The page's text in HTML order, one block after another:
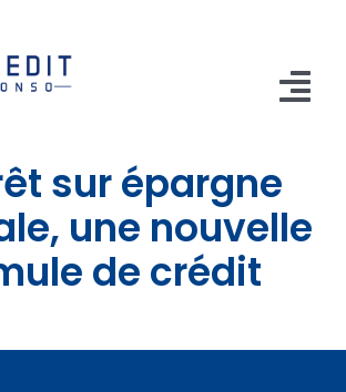
CONSO
TRAVAUX
VOITURE
sur épargne
une nouvelle
de crédit